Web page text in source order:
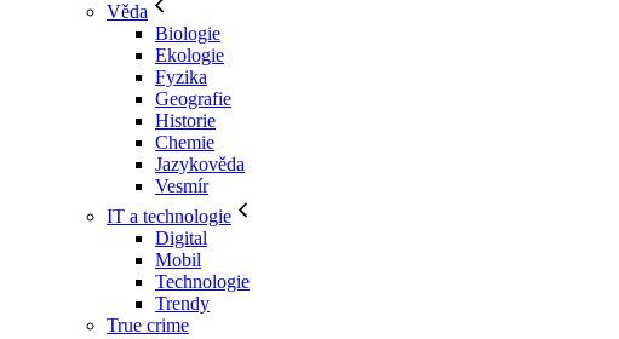
Věda
Biologie
Ekologie
Fyzika
Geografie
Historie
Chemie
Jazykověda
Vesmír
IT a technologie
Digital
Mobil
Technologie
Trendy
True crime